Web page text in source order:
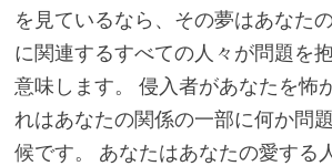
を見ているなら、その夢はあなた
に関連するすべての人々が問題を
意味します。 侵入者があなたを怖
れはあなたの関係の一部に何か問
候です。 あなたはあなたの愛する